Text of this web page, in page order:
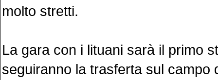
molto stretti.
La gara con i lituani sarà il primo
seguiranno la trasferta sul campo